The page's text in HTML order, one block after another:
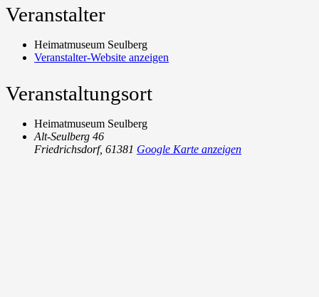
Veranstalter
Heimatmuseum Seulberg
Veranstalter-Website anzeigen
Veranstaltungsort
Heimatmuseum Seulberg
Alt-Seulberg 46
Friedrichsdorf, 61381 Google Karte anzeigen